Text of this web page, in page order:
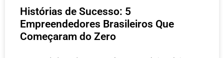
Histórias de Sucesso: 5
Empreendedores Brasileiros Que
Começaram do Zero